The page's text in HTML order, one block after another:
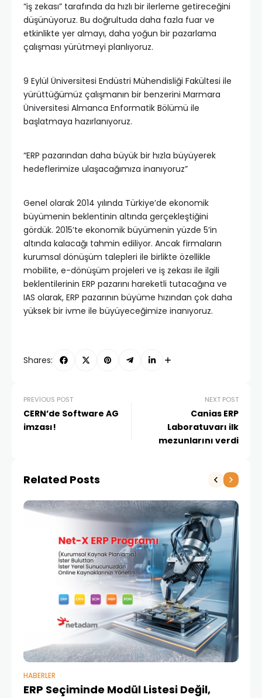
“iş zekası” tarafında da hızlı bir ilerleme getireceğini
düşünüyoruz. Bu doğrultuda daha fazla fuar ve
etkinlikte yer almayı, daha yoğun bir pazarlama
çalışması yürütmeyi planlıyoruz.
9 Eylül Üniversitesi Endüstri Mühendisliği Fakültesi ile
yürüttüğümüz çalışmanın bir benzerini Marmara
Üniversitesi Almanca Enformatik Bölümü ile
başlatmaya hazırlanıyoruz.
“ERP pazarından daha büyük bir hızla büyüyerek
hedeflerimize ulaşacağımıza inanıyoruz”
Genel olarak 2014 yılında Türkiye’de ekonomik
büyümenin beklentinin altında gerçekleştiğini
gördük. 2015’te ekonomik büyümenin yüzde 5’in
altında kalacağı tahmin ediliyor. Ancak firmaların
kurumsal dönüşüm talepleri ile birlikte özellikle
mobilite, e-dönüşüm projeleri ve iş zekası ile ilgili
beklentilerinin ERP pazarını hareketli tutacağına ve
IAS olarak, ERP pazarının büyüme hızından çok daha
yüksek bir ivme ile büyüyeceğimize inanıyoruz.
Shares:
PREVIOUS POST
CERN’de Software AG
imzası!
NEXT POST
Canias ERP
Laboratuvarı ilk
mezunlarını verdi
Related Posts
HABERLER
ERP Seçiminde Modül Listesi Değil,